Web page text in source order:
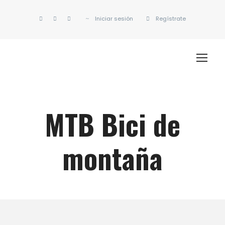
Iniciar sesión Regístrate
MTB Bici de
montaña